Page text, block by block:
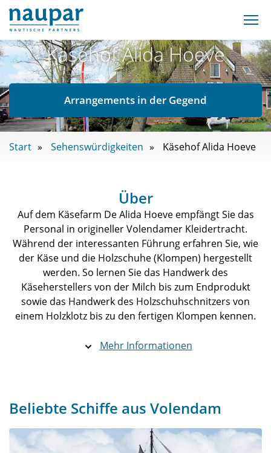
Käsehof Alida Hoeve
Arrangements in der Gegend
Start Sehenswürdigkeiten Käsehof Alida Hoeve
Über
Auf dem Käsefarm De Alida Hoeve empfängt Sie das
Personal in origineller Volendamer Kleidertracht.
Während der interessanten Führung erfahren Sie, wie
der Käse und die Holzschuhe (Klompen) hergestellt
werden. So lernen Sie das Handwerk des
Käseherstellers von der Milch bis zum Endprodukt
sowie das Handwerk des Holzschuhschnitzers von
einem Holzklotz bis zu den fertigen Klompen kennen.
Mehr Informationen
Beliebte Schiffe aus Volendam